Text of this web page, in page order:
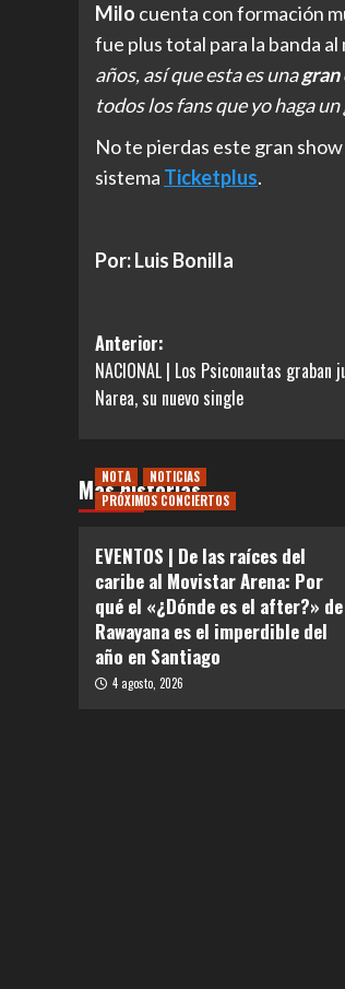
Milo cuenta con formación
fue plus total para la banda
años, así que esta es unagran
todos los fans que yo haga
No te pierdas este gran
sistema Ticketplus.
Por: Luis Bonilla
Navegación
de
entradas
Anterior:
NACIONAL | Los Psiconautas graban
Narea, su nuevo single
Más historias
NOTA
NOTICIAS
PRÓXIMOS CONCIERTOS
EVENTOS | De las raíces del
caribe al Movistar Arena: Por
qué el «¿Dónde es el after?» de
Rawayana es el imperdible del
año en Santiago
4 agosto, 2026